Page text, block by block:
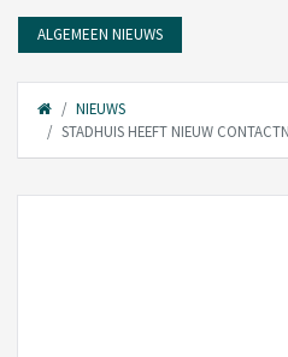
ALGEMEEN NIEUWS
NIEUWS
STADHUIS HEEFT NIEUW